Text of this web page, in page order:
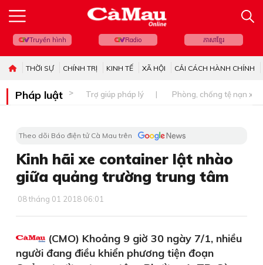
Truyền hình Radio ភាសាខ្មែរ
THỜI SỰ CHÍNH TRỊ KINH TẾ XÃ HỘI CẢI CÁCH HÀNH CHÍNH
Pháp luật Trợ giúp pháp lý Phòng, chống tệ nạn xã
Theo dõi Báo điện tử Cà Mau trên
Kinh hãi xe container lật nhào
giữa quảng trường trung tâm
08 tháng 01 2018 06:01
(CMO) Khoảng 9 giờ 30 ngày 7/1, nhiều
người đang điều khiển phương tiện đoạn